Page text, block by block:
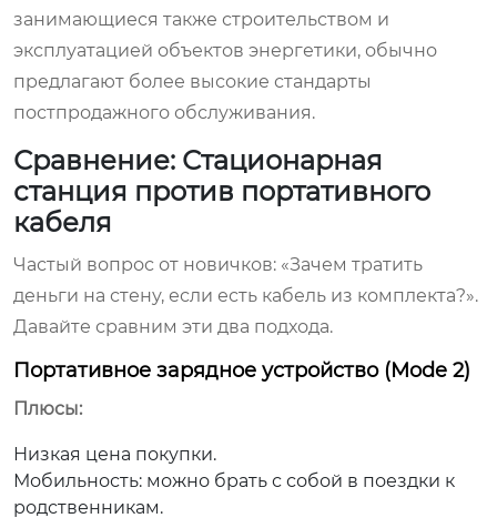
занимающиеся также строительством и
эксплуатацией объектов энергетики, обычно
предлагают более высокие стандарты
постпродажного обслуживания.
Сравнение: Стационарная
станция против портативного
кабеля
Частый вопрос от новичков: «Зачем тратить
деньги на стену, если есть кабель из комплекта?».
Давайте сравним эти два подхода.
Портативное зарядное устройство (Mode 2)
Плюсы:
Низкая цена покупки.
Мобильность: можно брать с собой в поездки к
родственникам.